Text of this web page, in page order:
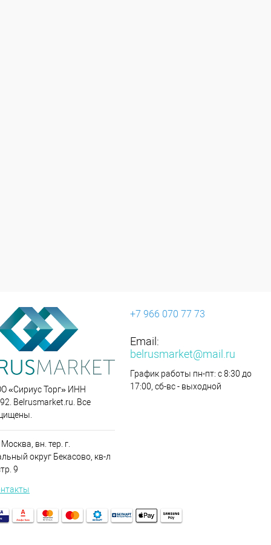
«Сириус Торг» ИНН
Belrusmarket.ru. Все
вн. тер. г.
округ Бекасово, кв-л
9
+7 966 070 77 73
Email:
belrusmarket@mail.ru
График работы пн-пт: с 8:30 до
17:00, сб-вс - выходной